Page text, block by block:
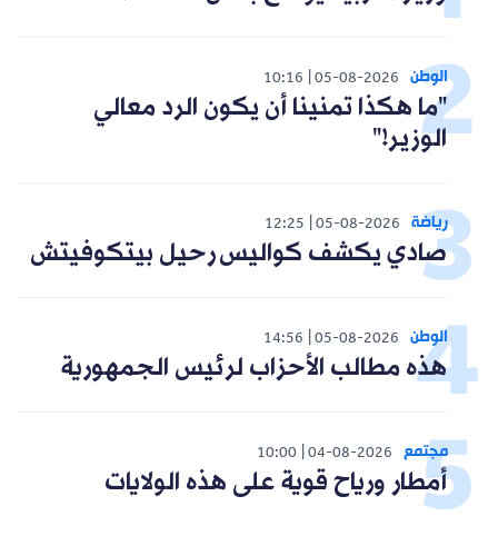
الوطن 05-08-2026
10:16
"ما هكذا تمنينا أن يكون الرد معالي
الوزير!"
رياضة 05-08-2026
12:25
صادي يكشف كواليس رحيل بيتكوفيتش
الوطن 05-08-2026
14:56
هذه مطالب الأحزاب لرئيس الجمهورية
مجتمع 04-08-2026
10:00
أمطار ورياح قوية على هذه الولايات